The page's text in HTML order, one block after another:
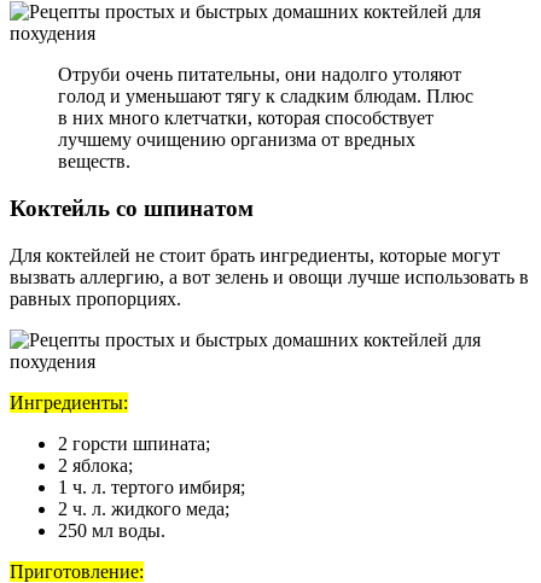
Отруби очень питательны, они надолго утоляют
голод и уменьшают тягу к сладким блюдам. Плюс
в них много клетчатки, которая способствует
лучшему очищению организма от вредных
веществ.
Коктейль со шпинатом
Для коктейлей не стоит брать ингредиенты, которые могут
вызвать аллергию, а вот зелень и овощи лучше использовать в
равных пропорциях.
Ингредиенты:
2 горсти шпината;
2 яблока;
1 ч. л. тертого имбиря;
2 ч. л. жидкого меда;
250 мл воды.
Приготовление: